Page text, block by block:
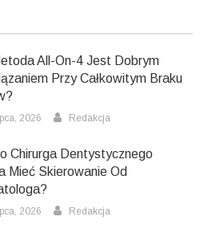
All-On-4 Jest Dobrym
Przy Całkowitym Braku
2026 Redakcja
Chirurga Dentystycznego
Mieć Skierowanie Od
2026 Redakcja